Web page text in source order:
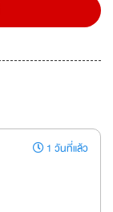
1 วันที่แล้ว